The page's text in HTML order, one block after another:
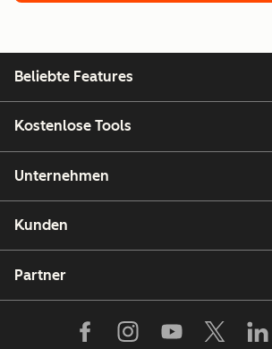
Beliebte Features
Kostenlose Tools
Unternehmen
Kunden
Partner